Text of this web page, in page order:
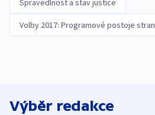
Spravedlnost a stav justice
Volby 2017: Programové postoje stran
Výběr redakce